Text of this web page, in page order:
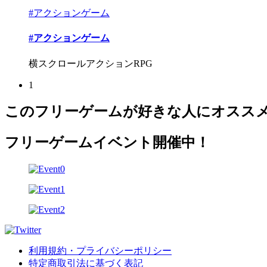
#アクションゲーム
#アクションゲーム
横スクロールアクションRPG
1
このフリーゲームが好きな人にオスス
フリーゲームイベント開催中！
利用規約・プライバシーポリシー
特定商取引法に基づく表記